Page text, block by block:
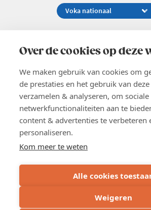
Over de cookies op deze
We maken gebruik van cookies om
de prestaties en het gebruik van
verzamelen & analyseren, om sociale
netwerkfunctionaliteiten aan te
content & advertenties te verbeteren
personaliseren.
Kom meer te weten
Alle cookies
Weigeren
02 229 81 11
EN
Word lid
Voka 2026
Privacyverklaring